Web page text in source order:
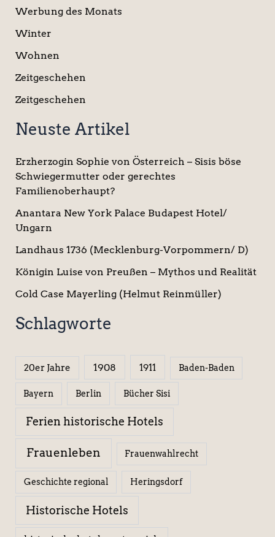
Werbung des Monats
Winter
Wohnen
Zeitgeschehen
Zeitgeschehen
Neuste Artikel
Erzherzogin Sophie von Österreich – Sisis böse
Schwiegermutter oder gerechtes
Familienoberhaupt?
Anantara New York Palace Budapest Hotel/
Ungarn
Landhaus 1736 (Mecklenburg-Vorpommern/ D)
Königin Luise von Preußen – Mythos und Realität
Cold Case Mayerling (Helmut Reinmüller)
Schlagworte
20er Jahre 1908 1911 Baden-Baden
Bayern Berlin Bücher Sisi
Ferien historische Hotels
Frauenleben Frauenwahlrecht
Geschichte regional Heringsdorf
Historische Hotels